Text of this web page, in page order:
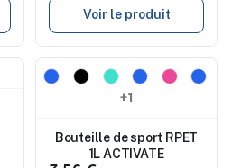
Voir le produit
Nouveau
+1
Bouteille de sport RPET
1L ACTIVATE